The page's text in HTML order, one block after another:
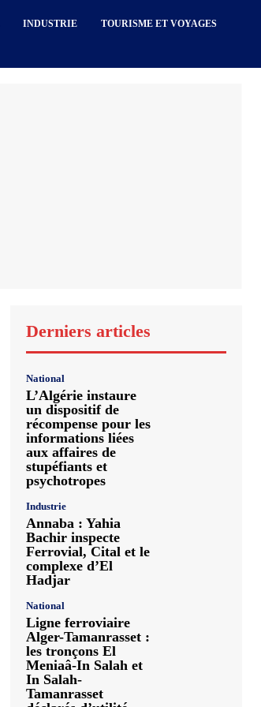
INDUSTRIE TOURISME ET VOYAGES
Derniers articles
National
L’Algérie instaure
un dispositif de
récompense pour les
informations liées
aux affaires de
stupéfiants et
psychotropes
Industrie
Annaba : Yahia
Bachir inspecte
Ferrovial, Cital et le
complexe d’El
Hadjar
National
Ligne ferroviaire
Alger-Tamanrasset :
les tronçons El
Meniaâ-In Salah et
In Salah-
Tamanrasset